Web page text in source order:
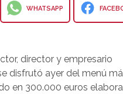
WHATSAPP
director y empresario
disfrutó ayer del menú
en 300.000 euros